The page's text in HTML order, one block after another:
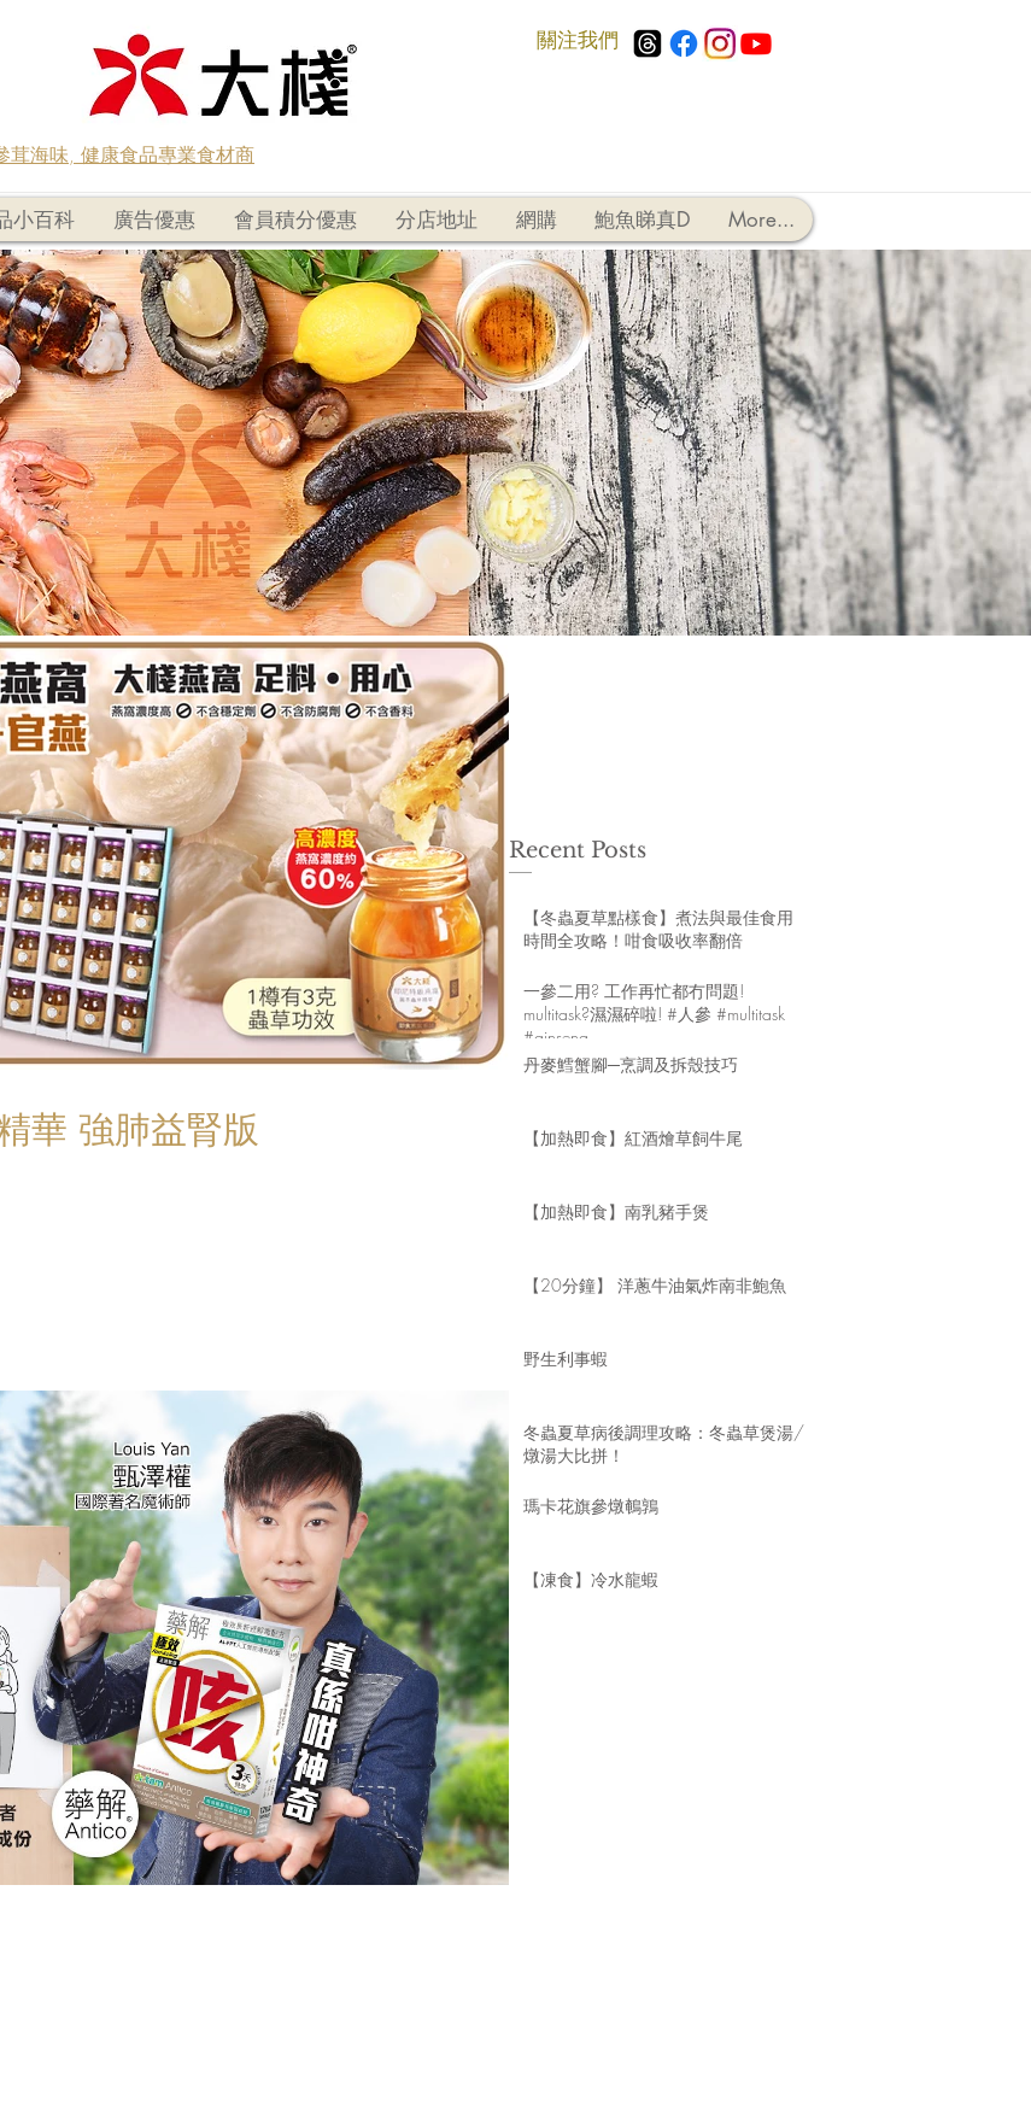
​關注我們
茸海味, 健康食品專業食材商
小百科 廣告優惠 會員積分優惠 分店地址 網購 鮑魚睇真D More...
華 強肺益腎版
Recent Posts
【冬蟲夏草點樣食】煮法與最佳食用
時間全攻略！咁食吸收率翻倍
一參二用? 工作再忙都冇問題!
multitask?濕濕碎啦! #人參 #multitask
#ginseng
丹麥鱈蟹腳─烹調及拆殼技巧
【加熱即食】紅酒燴草飼牛尾
【加熱即食】南乳豬手煲
【20分鐘】 洋蔥牛油氣炸南非鮑魚
野生利事蝦
冬蟲夏草病後調理攻略：冬蟲草煲湯/
燉湯大比拼！
瑪卡花旗參燉鵪鶉
【凍食】冷水龍蝦